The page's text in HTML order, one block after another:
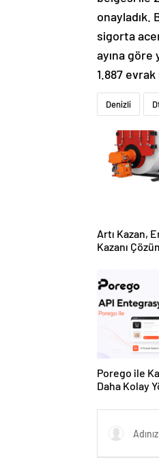
onayladık.
sigorta
ayına göre
1.887
Denizli
Artı Kazan,
Kazanı
Porego ile
Daha Kolay